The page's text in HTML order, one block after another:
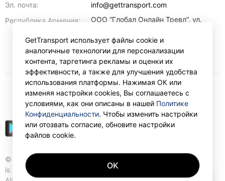
Эл. почта:
info@gettransport.com
Республика Армения:
ООО “Глобал Онлайн Тревл”, ул.
регистрационный номер
271.110.1183229, РНН 00238516
Ереван 0070
© Gettransport International Limited. GetTransport®
is trademark of Gettransport International Limited.
RUB
GetTransport использует файлы cookie и
аналогичные технологии для персонализации
контента, таргетинга рекламы и оценки их
эффективности, а также для улучшения удобства
использования платформы. Нажимая ОК или
изменяя настройки cookies, Вы соглашаетесь с
условиями, как они описаны в нашей Политике
Конфиденциальности. Чтобы изменить настройки
или отозвать согласие, обновите настройки
файлов cookie.
OK
AI